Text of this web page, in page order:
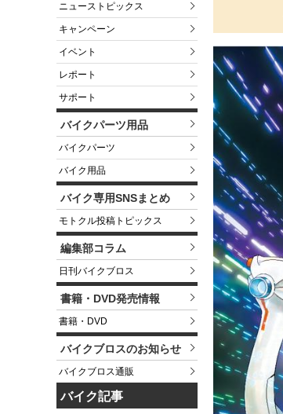
ニューストピックス
キャンペーン
イベント
レポート
サポート
バイクパーツ用品
バイクパーツ
バイク用品
バイク専用SNSまとめ
モトクル投稿トピックス
編集部コラム
日刊バイクブロス
書籍・DVD発売情報
書籍・DVD
バイクブロスのお知らせ
バイクブロス通販
バイク記事